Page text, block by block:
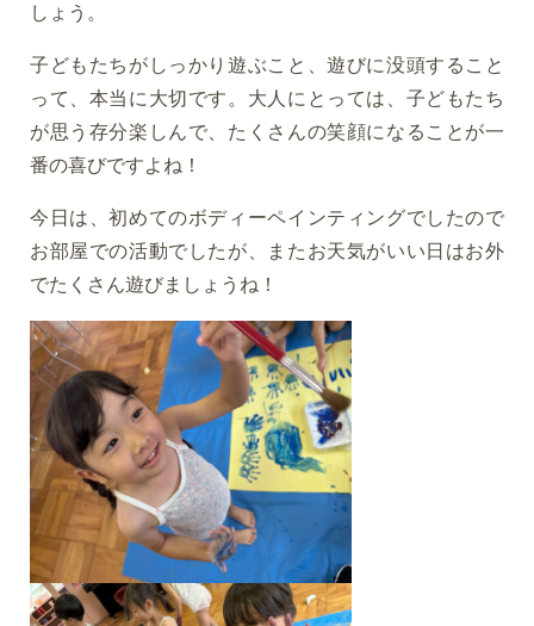
しょう。
子どもたちがしっかり遊ぶこと、遊びに没頭すること
って、本当に大切です。大人にとっては、子どもたち
が思う存分楽しんで、たくさんの笑顔になることが一
番の喜びですよね！
今日は、初めてのボディーペインティングでしたので
お部屋での活動でしたが、またお天気がいい日はお外
でたくさん遊びましょうね！